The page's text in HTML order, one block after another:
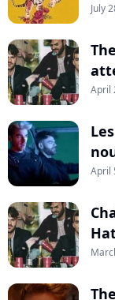
July
April
April